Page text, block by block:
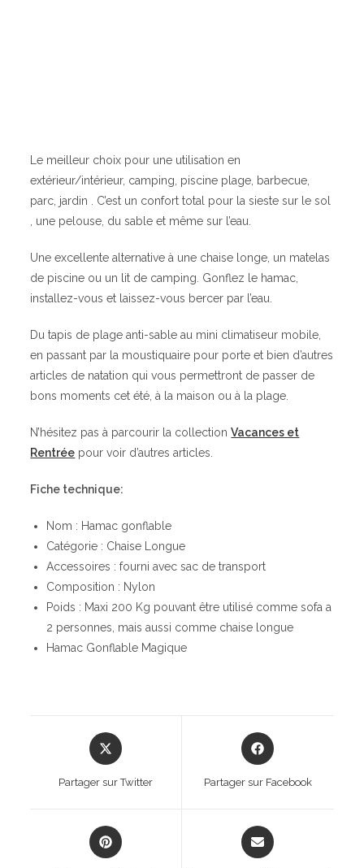
Le meilleur choix pour une utilisation en
extérieur/intérieur, camping, piscine plage, barbecue,
parc, jardin . C’est un confort total pour la sieste sur le sol
, une pelouse, du sable et même sur l’eau.
Une excellente alternative à une chaise longe, un matelas
de piscine ou un lit de camping. Gonflez le hamac,
installez-vous et laissez-vous bercer par l’eau.
Du tapis de plage anti-sable au mini climatiseur mobile,
en passant par la moustiquaire pour porte et bien d’autres
articles de natation qui vous permettront de passer de
bons moments cet été, à la maison ou à la plage.
N’hésitez pas à parcourir la collectionVacances et
Rentrée pour voir d’autres articles.
Fiche technique:
Nom : Hamac gonflable
Catégorie : Chaise Longue
Accessoires : fourni avec sac de transport
Composition : Nylon
Poids : Maxi 200 Kg pouvant être utilisé comme sofa a
2 personnes, mais aussi comme chaise longue
Hamac Gonflable Magique
Opens
in
new
Partager sur Twitter
Opens
in
new
Partager sur Facebook
Opens
in
Opens
in